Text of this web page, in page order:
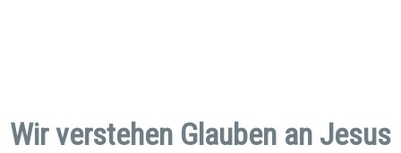
Wir verstehen Glauben an Jesus